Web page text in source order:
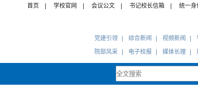
首页 学校官网 会议公文 书记校长信箱 统一身
党建引领 综合新闻 视频新闻
院部风采
电子校报 媒体长理